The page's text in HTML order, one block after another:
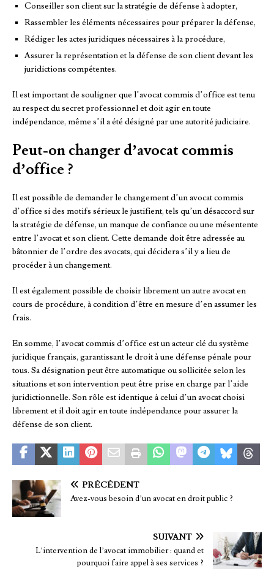
Conseiller son client sur la stratégie de défense à adopter,
Rassembler les éléments nécessaires pour préparer la défense,
Rédiger les actes juridiques nécessaires à la procédure,
Assurer la représentation et la défense de son client devant les
juridictions compétentes.
Il est important de souligner que l’avocat commis d’office est tenu
au respect du secret professionnel et doit agir en toute
indépendance, même s’il a été désigné par une autorité judiciaire.
Peut-on changer d’avocat commis
d’office ?
Il est possible de demander le changement d’un avocat commis
d’office si des motifs sérieux le justifient, tels qu’un désaccord sur
la stratégie de défense, un manque de confiance ou une mésentente
entre l’avocat et son client. Cette demande doit être adressée au
bâtonnier de l’ordre des avocats, qui décidera s’il y a lieu de
procéder à un changement.
Il est également possible de choisir librement un autre avocat en
cours de procédure, à condition d’être en mesure d’en assumer les
frais.
En somme, l’avocat commis d’office est un acteur clé du système
juridique français, garantissant le droit à une défense pénale pour
tous. Sa désignation peut être automatique ou sollicitée selon les
situations et son intervention peut être prise en charge par l’aide
juridictionnelle. Son rôle est identique à celui d’un avocat choisi
librement et il doit agir en toute indépendance pour assurer la
défense de son client.
PRÉCÉDENT
Avez-vous besoin d’un avocat en droit public ?
SUIVANT
L’intervention de l’avocat immobilier : quand et
pourquoi faire appel à ses services ?